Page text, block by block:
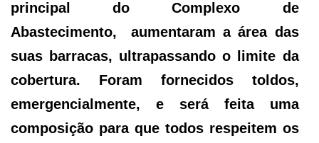
principal do Complexo de
Abastecimento, aumentaram a área das
suas barracas, ultrapassando o limite da
cobertura. Foram fornecidos toldos,
emergencialmente, e será feita uma
composição para que todos respeitem os